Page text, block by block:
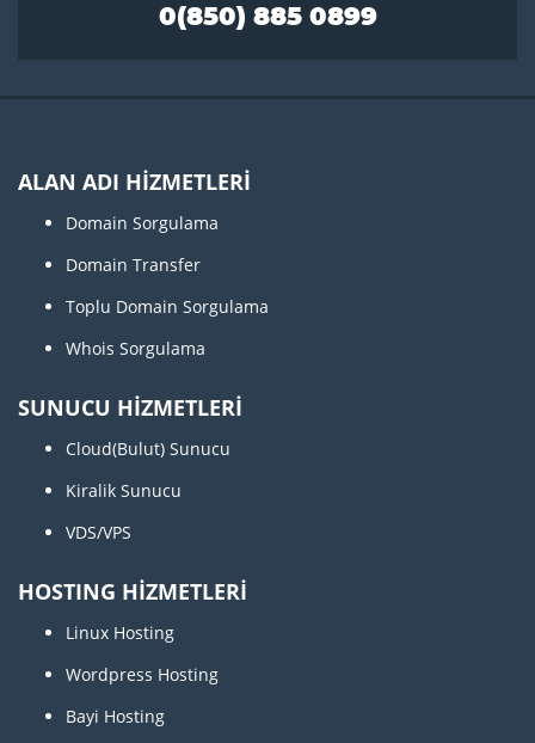
0(850) 885 0899
ALAN ADI HİZMETLERİ
Domain Sorgulama
Domain Transfer
Toplu Domain Sorgulama
Whois Sorgulama
SUNUCU HİZMETLERİ
Cloud(Bulut) Sunucu
Kiralik Sunucu
VDS/VPS
HOSTING HİZMETLERİ
Linux Hosting
Wordpress Hosting
Bayi Hosting